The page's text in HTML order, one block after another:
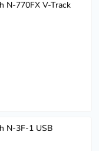
N-770FX V-Track
N-3F-1 USB